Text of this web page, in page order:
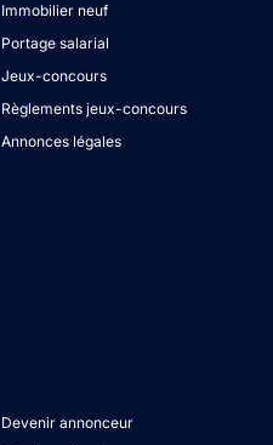
Immobilier neuf
Portage salarial
Jeux-concours
Règlements jeux-concours
Annonces légales
Devenir annonceur